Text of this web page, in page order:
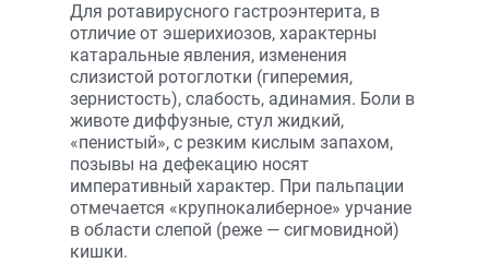
Для ротавирусного гастроэнтерита, в
отличие от эшерихиозов, характерны
катаральные явления, изменения
слизистой ротоглотки (гиперемия,
зернистость), слабость, адинамия. Боли в
животе диффузные, стул жидкий,
«пенистый», с резким кислым запахом,
позывы на дефекацию носят
императивный характер. При пальпации
отмечается «крупнокалиберное» урчание
в области слепой (реже — сигмовидной)
кишки.